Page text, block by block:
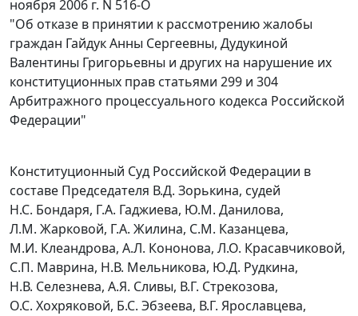
ноября 2006 г. N 516-О
"Об отказе в принятии к рассмотрению жалобы
граждан Гайдук Анны Сергеевны, Дудукиной
Валентины Григорьевны и других на нарушение их
конституционных прав статьями 299 и 304
Арбитражного процессуального кодекса Российской
Федерации"
Конституционный Суд Российской Федерации в
составе Председателя В.Д. Зорькина, судей
Н.С. Бондаря, Г.А. Гаджиева, Ю.М. Данилова,
Л.М. Жарковой, Г.А. Жилина, С.М. Казанцева,
М.И. Клеандрова, А.Л. Кононова, Л.О. Красавчиковой,
С.П. Маврина, Н.В. Мельникова, Ю.Д. Рудкина,
Н.В. Селезнева, А.Я. Сливы, В.Г. Стрекозова,
О.С. Хохряковой, Б.С. Эбзеева, В.Г. Ярославцева,